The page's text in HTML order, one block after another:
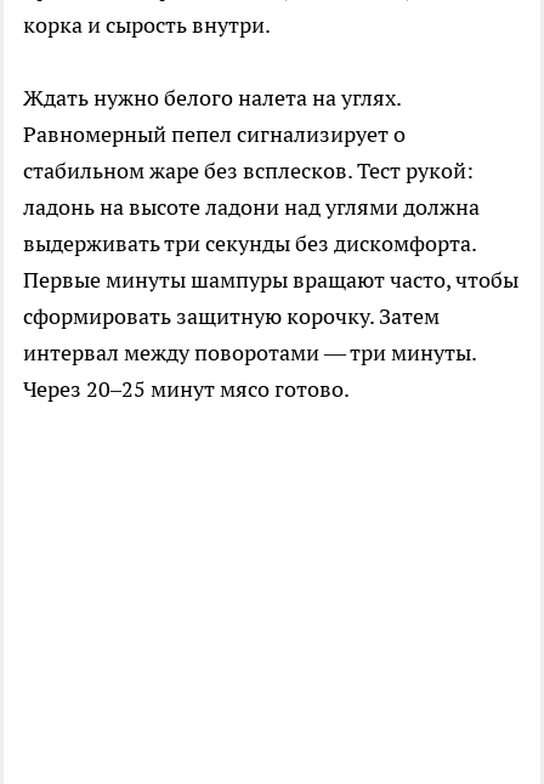
корка и сырость внутри.
Ждать нужно белого налета на углях.
Равномерный пепел сигнализирует о
стабильном жаре без всплесков. Тест рукой:
ладонь на высоте ладони над углями должна
выдерживать три секунды без дискомфорта.
Первые минуты шампуры вращают часто, чтобы
сформировать защитную корочку. Затем
интервал между поворотами — три минуты.
Через 20–25 минут мясо готово.